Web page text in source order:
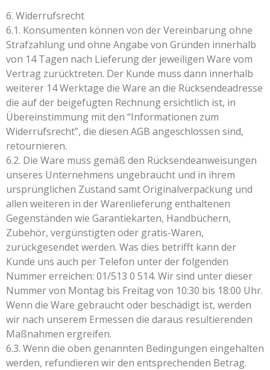
6. Widerrufsrecht
6.1. Konsumenten können von der Vereinbarung ohne
Strafzahlung und ohne Angabe von Gründen innerhalb
von 14 Tagen nach Lieferung der jeweiligen Ware vom
Vertrag zurücktreten. Der Kunde muss dann innerhalb
weiterer 14 Werktage die Ware an die Rücksendeadresse
die auf der beigefügten Rechnung ersichtlich ist, in
Übereinstimmung mit den “Informationen zum
Widerrufsrecht”, die diesen AGB angeschlossen sind,
retournieren.
6.2. Die Ware muss gemäß den Rücksendeanweisungen
unseres Unternehmens ungebraucht und in ihrem
ursprünglichen Zustand samt Originalverpackung und
allen weiteren in der Warenlieferung enthaltenen
Gegenständen wie Garantiekarten, Handbüchern,
Zubehör, vergünstigten oder gratis-Waren,
zurückgesendet werden. Was dies betrifft kann der
Kunde uns auch per Telefon unter der folgenden
Nummer erreichen: 01/513 0 514. Wir sind unter dieser
Nummer von Montag bis Freitag von 10:30 bis 18:00 Uhr.
Wenn die Ware gebraucht oder beschädigt ist, werden
wir nach unserem Ermessen die daraus resultierenden
Maßnahmen ergreifen.
6.3. Wenn die oben genannten Bedingungen eingehalten
werden, refundieren wir den entsprechenden Betrag.